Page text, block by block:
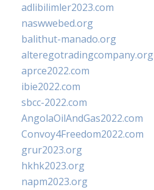
adlibilimler2023.com
naswwebed.org
balithut-manado.org
alteregotradingcompany.org
aprce2022.com
ibie2022.com
sbcc-2022.com
AngolaOilAndGas2022.com
Convoy4Freedom2022.com
grur2023.org
hkhk2023.org
napm2023.org